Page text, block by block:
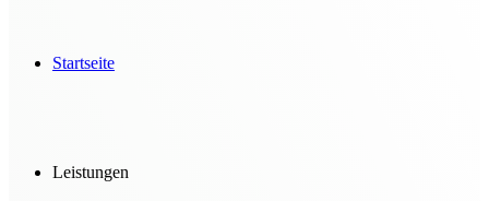
Startseite
Leistungen